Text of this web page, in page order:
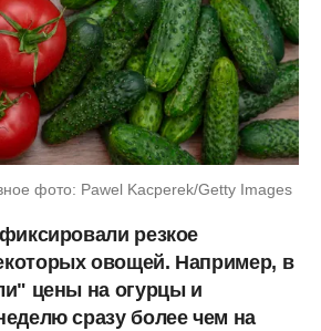
фото: Pawel Kacperek/Getty Images
резкое
овощей. Например, в
цены на огурцы и
сразу более чем на